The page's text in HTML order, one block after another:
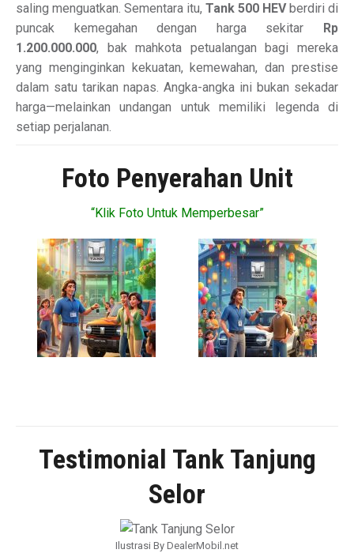
saling menguatkan. Sementara itu, Tank 500 HEVberdiri di
puncak kemegahan dengan harga sekitar
Rp
1.200.000.000, bak mahkota petualangan bagi mereka
yang menginginkan kekuatan, kemewahan, dan prestise
dalam satu tarikan napas. Angka-angka ini bukan sekadar
harga—melainkan undangan untuk memiliki legenda di
setiap perjalanan.
Foto Penyerahan Unit
“Klik Foto Untuk Memperbesar”
Testimonial Tank Tanjung
Selor
Ilustrasi By DealerMobil.net